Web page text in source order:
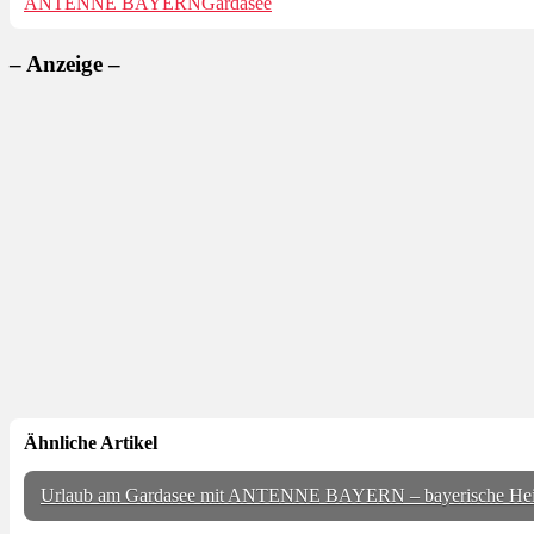
– Anzeige –
Ähnliche Artikel
Urlaub am Gardasee mit ANTENNE BAYERN – bayerische